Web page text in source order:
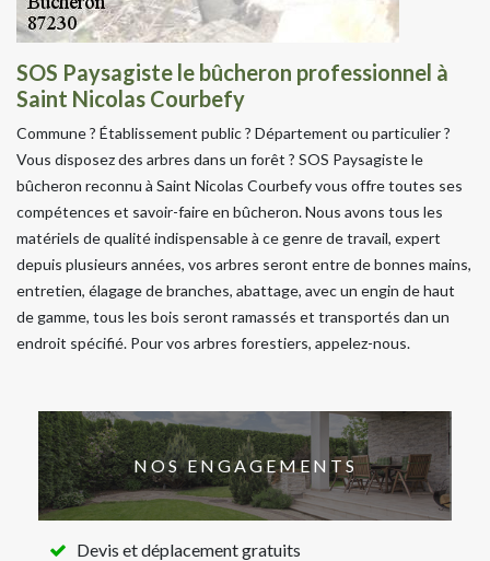
SOS Paysagiste le bûcheron professionnel à
Saint Nicolas Courbefy
Commune ? Établissement public ? Département ou particulier ?
Vous disposez des arbres dans un forêt ? SOS Paysagiste le
bûcheron reconnu à Saint Nicolas Courbefy vous offre toutes ses
compétences et savoir-faire en bûcheron. Nous avons tous les
matériels de qualité indispensable à ce genre de travail, expert
depuis plusieurs années, vos arbres seront entre de bonnes mains,
entretien, élagage de branches, abattage, avec un engin de haut
de gamme, tous les bois seront ramassés et transportés dan un
endroit spécifié. Pour vos arbres forestiers, appelez-nous.
NOS ENGAGEMENTS
Devis et déplacement gratuits